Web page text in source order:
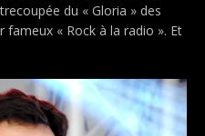
du « Gloria » des
fameux « Rock à la radio ». Et